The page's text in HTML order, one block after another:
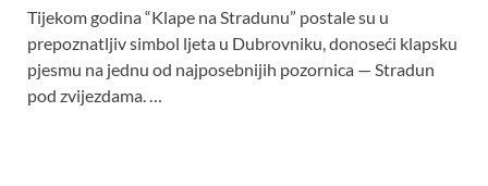
Tijekom godina “Klape na Stradunu” postale su u
prepoznatljiv simbol ljeta u Dubrovniku, donoseći klapsku
pjesmu na jednu od najposebnijih pozornica — Stradun
pod zvijezdama. …